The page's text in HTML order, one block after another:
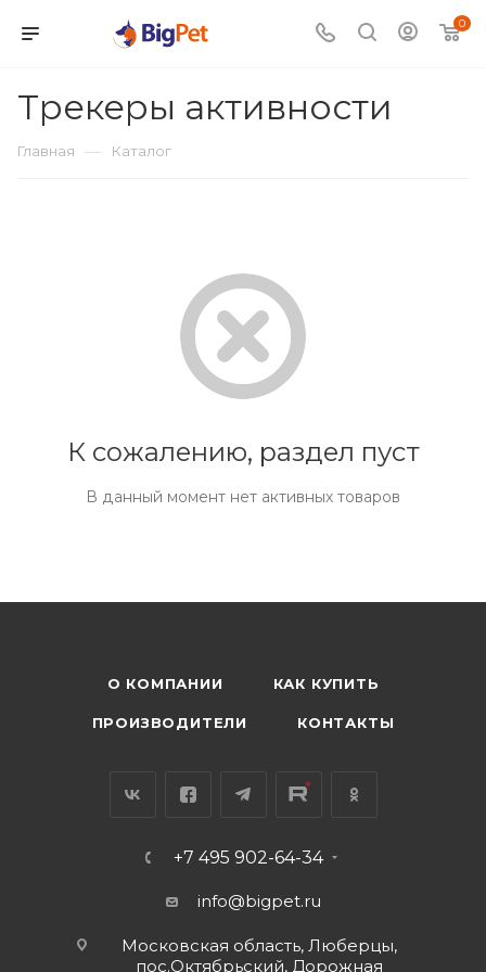
0
Трекеры активности
Главная — Каталог
К сожалению, раздел пуст
В данный момент нет активных товаров
О КОМПАНИИ КАК КУПИТЬ
ПРОИЗВОДИТЕЛИ КОНТАКТЫ
+7 495 902-64-34
info@bigpet.ru
Московская область, Люберцы,
пос.Октябрьский, Дорожная